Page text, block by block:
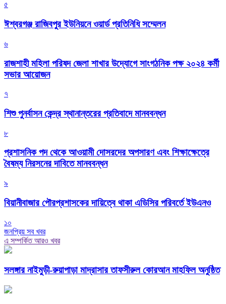
৫
ঈশ্বরগঞ্জ রাজিবপুর ইউনিয়নে ওয়ার্ড প্রতিনিধি সম্মেলন
৬
রাজশাহী মহিলা পরিষদ জেলা শাখার উদ্যোগে সাংগঠনিক পক্ষ ২০২৪ কর্মী
সভার আয়োজন
৭
শিশু পুনর্বাসন কেন্দ্র স্থানান্তরের প্রতিবাদে মানববন্ধন
৮
প্রশাসনিক পদ থেকে আওয়ামী দোসরদের অপসারণ এবং শিক্ষাক্ষেত্রে
বৈষম্য নিরসনের দাবিতে মানববন্ধন
৯
বিয়ানীবাজার পৌরপ্রশাসকের দায়িত্বে থাকা এডিসির পরিবর্তে ইউএনও
১০
জনপ্রিয় সব খবর
এ সম্পর্কিত আরও খবর
সলঙ্গার নাইমুড়ী-রুয়াপাড়া মাদ্রাসার তাফসীরুল কোরআন মাহফিল অনুষ্ঠিত